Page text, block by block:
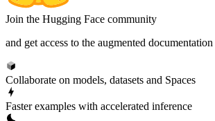
Join the Hugging Face community
and get access to the augmented
Collaborate on models, datasets and Spaces
Faster examples with accelerated inference